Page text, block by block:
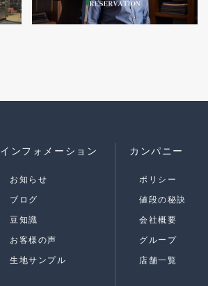
インフォメーション
お知らせ
ブログ
豆知識
お客様の声
生地サンプル
カンパニー
ポリシー
値段の秘訣
会社概要
グループ
店舗一覧